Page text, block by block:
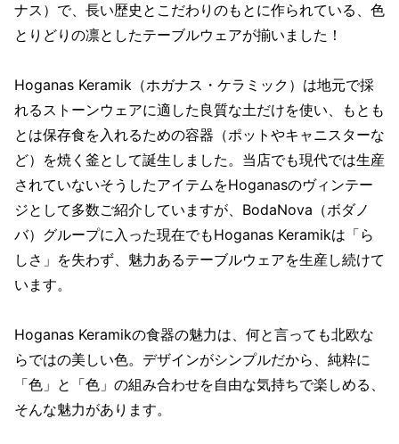
ナス）で、長い歴史とこだわりのもとに作られている、色
とりどりの凛としたテーブルウェアが揃いました！
Hoganas Keramik（ホガナス・ケラミック）は地元で採
れるストーンウェアに適した良質な土だけを使い、もとも
とは保存食を入れるための容器（ポットやキャニスターな
ど）を焼く釜として誕生しました。当店でも現代では生産
されていないそうしたアイテムをHoganasのヴィンテー
ジとして多数ご紹介していますが、BodaNova（ボダノ
バ）グループに入った現在でもHoganas Keramikは「ら
しさ」を失わず、魅力あるテーブルウェアを生産し続けて
います。
Hoganas Keramikの食器の魅力は、何と言っても北欧な
らではの美しい色。デザインがシンプルだから、純粋に
「色」と「色」の組み合わせを自由な気持ちで楽しめる、
そんな魅力があります。